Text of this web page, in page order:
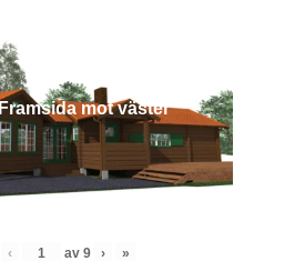
mot väster
‹ av 9 › »